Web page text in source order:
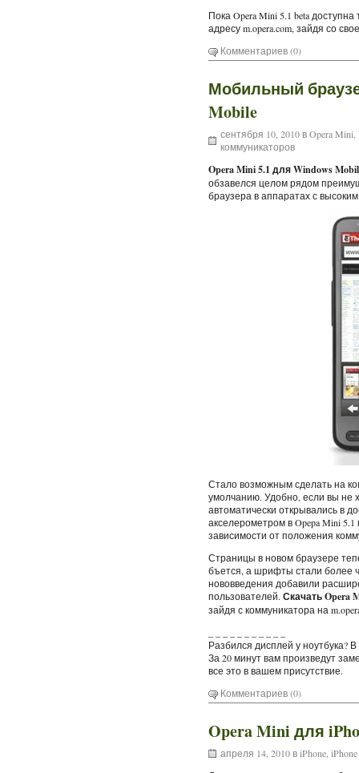
Пока Opera Mini 5.1 beta
адресу m.opera.com, зайдя со
Комментариев (0)
Мобильный
Mobile
сентября 10, 2010 вOpera Mini
коммуникаторов
Opera Mini 5.1 для Windows
обзавелся целом рядом
браузера в аппаратах с
Стало возможным сделать на
умолчанию. Удобно, если вы не
автоматически открывались в
акселерометром в Opepa Mini
зависимости от положения
Страницы в новом браузере
бъется, а шрифты стали более
нововведения добавили
пользователей. Скачать Opera
зайдя с коммуникатора на
Разбился дисплей у ноутбука?
За 20 минут вам произведут
все это в вашем присутствие.
Комментариев (0)
Opera Mini для
апреля 14, 2010 вiPhone